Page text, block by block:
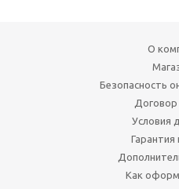
О
Безопасность
Условия
Гарантия
Как